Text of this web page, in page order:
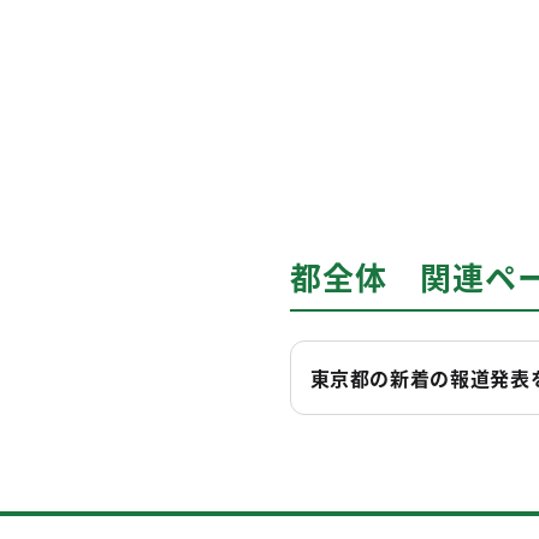
都全体 関連ペ
東京都の新着の報道発表